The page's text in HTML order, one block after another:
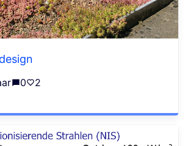
0 2